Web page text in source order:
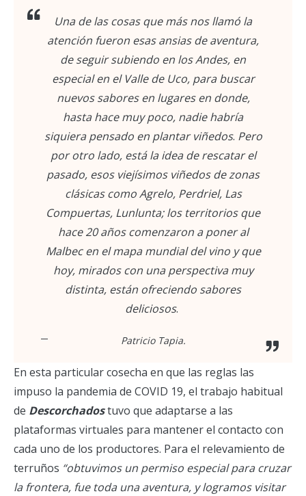
Una de las cosas que más nos llamó la
atención fueron esas ansias de aventura,
de seguir subiendo en los Andes, en
especial en el Valle de Uco, para buscar
nuevos sabores en lugares en donde,
hasta hace muy poco, nadie habría
siquiera pensado en plantar viñedos. Pero
por otro lado, está la idea de rescatar el
pasado, esos viejísimos viñedos de zonas
clásicas como Agrelo, Perdriel, Las
Compuertas, Lunlunta; los territorios que
hace 20 años comenzaron a poner al
Malbec en el mapa mundial del vino y que
hoy, mirados con una perspectiva muy
distinta, están ofreciendo sabores
deliciosos.
Patricio Tapia.
En esta particular cosecha en que las reglas las
impuso la pandemia de COVID 19, el trabajo habitual
de Descorchadostuvo que adaptarse a las
plataformas virtuales para mantener el contacto con
cada uno de los productores. Para el relevamiento de
terruños “obtuvimos un permiso especial para cruzar
la frontera, fue toda una aventura, y logramos visitar